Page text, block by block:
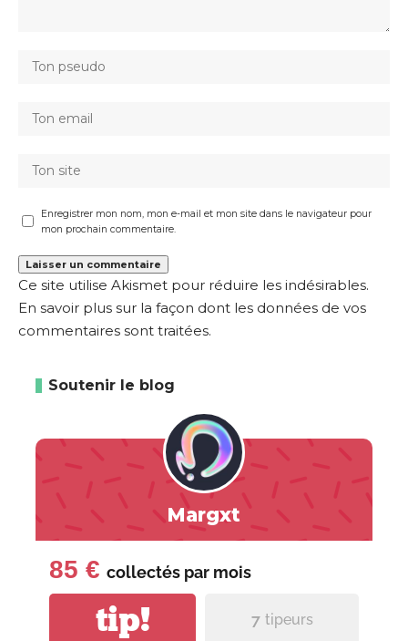
Enregistrer mon nom, mon e-mail et mon site dans le navigateur pour
mon prochain commentaire.
Ce site utilise Akismet pour réduire les indésirables.
En savoir plus sur la façon dont les données de vos
commentaires sont traitées.
Soutenir le blog
Margxt
85 € collectés par mois
tip! 7 tipeurs